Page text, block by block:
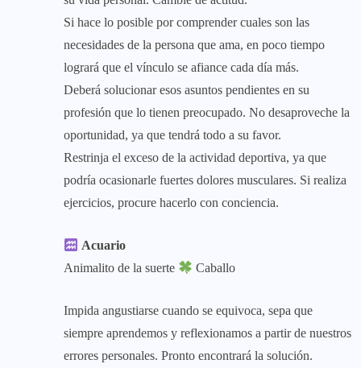
Si hace lo posible por comprender cuales son las
necesidades de la persona que ama, en poco tiempo
logrará que el vínculo se afiance cada día más.
Deberá solucionar esos asuntos pendientes en su
profesión que lo tienen preocupado. No desaproveche la
oportunidad, ya que tendrá todo a su favor.
Restrinja el exceso de la actividad deportiva, ya que
podría ocasionarle fuertes dolores musculares. Si realiza
ejercicios, procure hacerlo con conciencia.
Acuario
Animalito de la suerte
Caballo
Impida angustiarse cuando se equivoca, sepa que
siempre aprendemos y reflexionamos a partir de nuestros
errores personales. Pronto encontrará la solución.